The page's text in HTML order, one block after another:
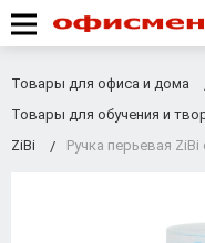
Товары для офиса и дома
Товары для обучения и
ZiBi
Ручка перьевая